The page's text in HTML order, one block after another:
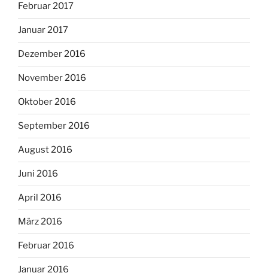
Februar 2017
Januar 2017
Dezember 2016
November 2016
Oktober 2016
September 2016
August 2016
Juni 2016
April 2016
März 2016
Februar 2016
Januar 2016